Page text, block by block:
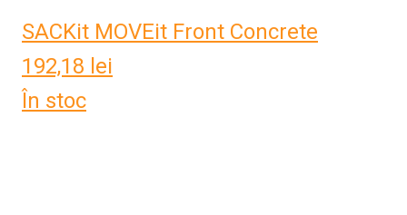
SACKit MOVEit Front Concrete
192,18 lei
În stoc